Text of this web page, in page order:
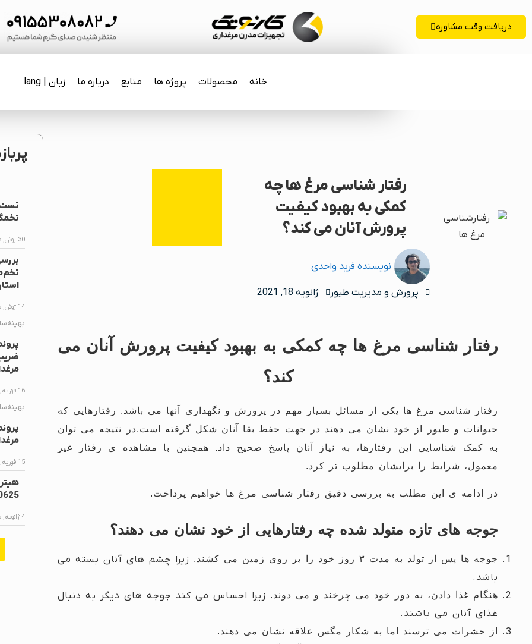
دریافت وقت مشاوره
خانه محصولات پروژه ها منابع درباره ما زبان | lang
رفتار شناسی مرغ ها چه
کمکی به بهبود کیفیت
پرورش آنان می کند؟
نویسندهفرید واحدی
پرورش و مدیریت طیور ژانویه 18, 2021
رفتار شناسی مرغ ها چه کمکی به بهبود کیفیت پرورش آنان می
کند؟
رفتار شناسی مرغ ها یکی از مسائل بسیار مهم در پرورش و نگهداری آنها می باشد. رفتارهایی که
حیوانات و طیور از خود نشان می دهند در جهت حفظ بقا آنان شکل گرفته است.در نتیجه می توان
به کمک شناسایی این رفتارها، به نیاز آنان پاسخ صحیح داد. همچنین با مشاهده ی رفتار غیر
معمول، شرایط را برایشان مطلوب تر کرد.
در ادامه ی این مطلب به بررسی دقیق رفتار شناسی مرغ ها خواهیم پرداخت.
جوجه های تازه متولد شده چه رفتارهایی از خود نشان می دهند؟
جوجه ها پس از تولد به مدت ۳ روز خود را بر روی زمین می کشند.
زیرا چشم های آنان بسته می
باشد.
هنگام غذا دادن، به دور خود می چرخند و می دوند. زیرا احساس می کند جوجه های دیگر به دنبال
غذای آنان می باشند.
از حشرات می ترسند اما به شکار مگس علاقه نشان می دهند.
تست
30 ژوئن, 2026
14 ژوئن, 2026
16 فوریه, 2026
15 فوریه, 2026
4 ژانویه, 2026